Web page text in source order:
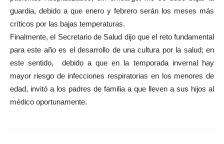
guardia, debido a que enero y febrero serán los meses más
críticos por las bajas temperaturas.
Finalmente, el Secretario de Salud dijo que el reto fundamental
para este año es el desarrollo de una cultura por la salud; en
este sentido, debido a que en la temporada invernal hay
mayor riesgo de infecciones respiratorias en los menores de
edad, invitó a los padres de familia a que lleven a sus hijos al
médico oportunamente.